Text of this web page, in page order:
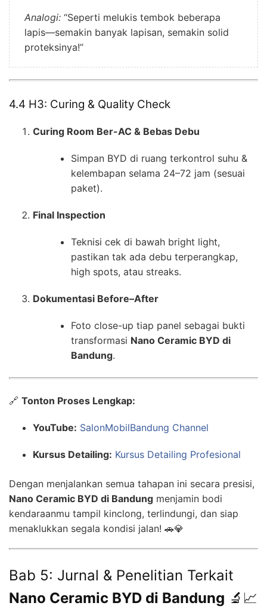
Analogi: “Seperti melukis tembok beberapa
lapis—semakin banyak lapisan, semakin solid
proteksinya!”
4.4 H3: Curing & Quality Check
Curing Room Ber-AC & Bebas Debu
Simpan BYD di ruang terkontrol suhu &
kelembapan selama 24–72 jam (sesuai
paket).
Final Inspection
Teknisi cek di bawah bright light,
pastikan tak ada debu terperangkap,
high spots, atau streaks.
Dokumentasi Before–After
Foto close-up tiap panel sebagai bukti
transformasi Nano Ceramic BYD di
Bandung.
🔗 Tonton Proses Lengkap:
YouTube: SalonMobilBandung Channel
Kursus Detailing: Kursus Detailing Profesional
Dengan menjalankan semua tahapan ini secara presisi,
Nano Ceramic BYD di Bandung menjamin bodi
kendaraanmu tampil kinclong, terlindungi, dan siap
menaklukkan segala kondisi jalan! 🚗💎
Bab 5: Jurnal & Penelitian Terkait
Nano Ceramic BYD di Bandung 🔬📈